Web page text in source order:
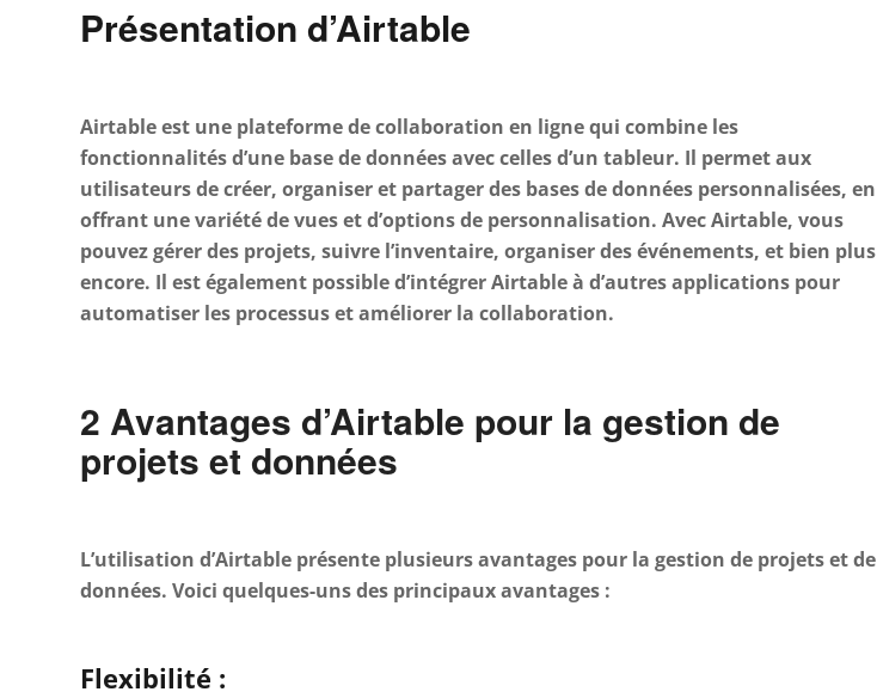
Présentation d’Airtable
Airtable est une plateforme de collaboration en ligne qui combine les
fonctionnalités d’une base de données avec celles d’un tableur. Il permet aux
utilisateurs de créer, organiser et partager des bases de données personnalisées, en
offrant une variété de vues et d’options de personnalisation. Avec Airtable, vous
pouvez gérer des projets, suivre l’inventaire, organiser des événements, et bien plus
encore. Il est également possible d’intégrer Airtable à d’autres applications pour
automatiser les processus et améliorer la collaboration.
2 Avantages d’Airtable pour la gestion de
projets et données
L’utilisation d’Airtable présente plusieurs avantages pour la gestion de projets et de
données. Voici quelques-uns des principaux avantages :
Flexibilité :